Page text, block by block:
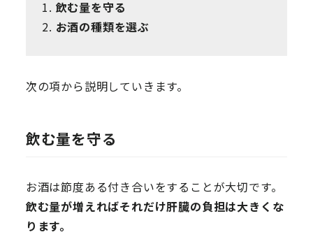
飲む量を守る
お酒の種類を選ぶ
次の項から説明していきます。
飲む量を守る
お酒は節度ある付き合いをすることが大切です。
飲む量が増えればそれだけ肝臓の負担は大きくな
ります。